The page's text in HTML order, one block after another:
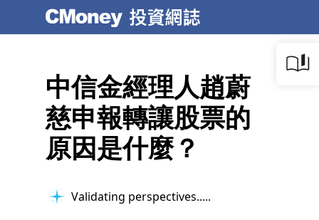
中信金經理人趙蔚
慈申報轉讓股票的
原因是什麼？
Validating perspectives...